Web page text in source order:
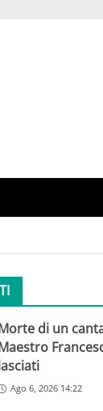
di un
Ago 6, 2026 14:22